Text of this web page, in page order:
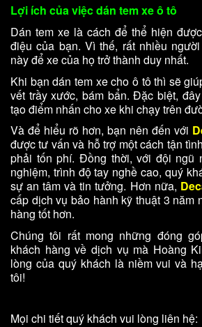
Lợi ích của việc dán tem xe ô tô
Dán tem xe là cách để thể hiện
điệu của bạn. Vì thế, rất nhiều
này để xe của họ trở thành duy nhất.
Khi bạn dán tem xe cho ô tô thì sẽ
vết trầy xước, bám bẩn. Đặc biệt,
tạo điểm nhấn cho xe khi chạy trên
Và để hiểu rõ hơn, bạn nên đến với
được tư vấn và hỗ trợ một cách tận
phải tốn phí. Đồng thời, với đội ngũ
nghiệm, trình độ tay nghề cao, quý
sự an tâm và tin tưởng. Hơn nữa,
cấp dịch vụ bảo hành kỹ thuật 3 năm
hàng tốt hơn.
Chúng tôi rất mong những đóng
khách hàng về dịch vụ mà Hoàng
lòng của quý khách là niềm vui và
tôi!
Mọi chi tiết quý khách vui lòng liên hệ: